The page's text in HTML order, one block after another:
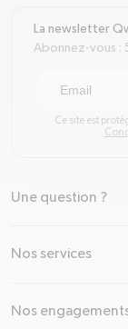
La newsletter
Abonnez-vous :
Ce site est
Une question ?
arrow-down
Nos services
arrow-down
Nos
arrow-down